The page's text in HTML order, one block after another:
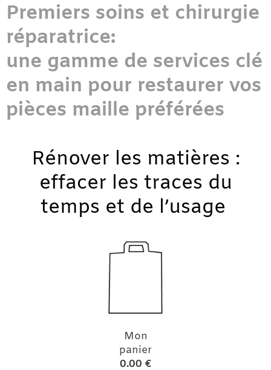
Premiers soins et chirurgie
réparatrice:
une gamme de services clé
en main pour restaurer vos
pièces maille préférées
Rénover les matières :
effacer les traces du
temps et de l’usage
Mon
panier
0.00 €